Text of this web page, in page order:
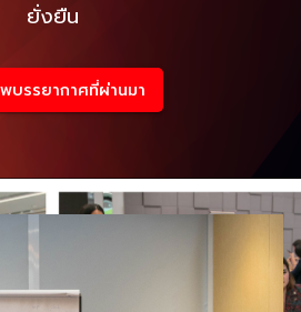
ยั่งยืน
บรรยากาศที่ผ่านมา